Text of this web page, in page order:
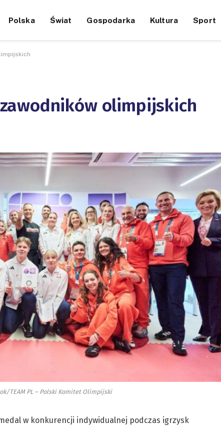
Polska Świat Gospodarka Kultura Sport
olimpijskich
TEAM PL – Polski Komitet Olimpijski
w konkurencji indywidualnej podczas igrzysk